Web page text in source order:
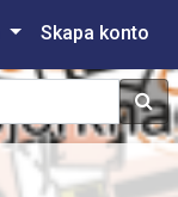
Skapa konto
Sök